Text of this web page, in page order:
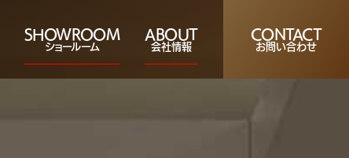
SHOWROOM
ショールーム
ABOUT
会社情報
CONTACT
お問い合わせ